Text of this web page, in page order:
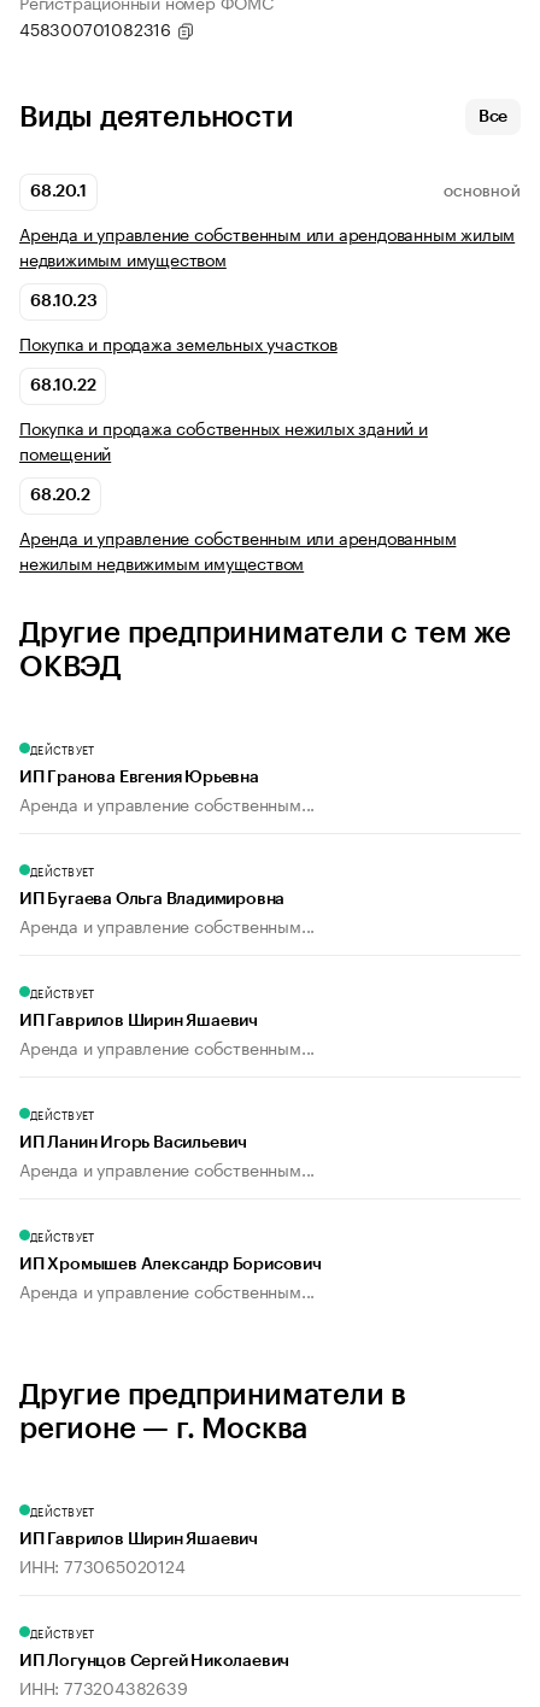
458300701082316
Виды деятельности Все
68.20.1 ОСНОВНОЙ
Аренда и управление собственным или арендованным жилым
недвижимым имуществом
68.10.23
Покупка и продажа земельных участков
68.10.22
Покупка и продажа собственных нежилых зданий и
помещений
68.20.2
Аренда и управление собственным или арендованным
нежилым недвижимым имуществом
Другие предприниматели с тем же
ОКВЭД
ДЕЙСТВУЕТ
ИП Гранова Евгения Юрьевна
Аренда и управление собственным...
ДЕЙСТВУЕТ
ИП Бугаева Ольга Владимировна
Аренда и управление собственным...
ДЕЙСТВУЕТ
ИП Гаврилов Ширин Яшаевич
Аренда и управление собственным...
ДЕЙСТВУЕТ
ИП Ланин Игорь Васильевич
Аренда и управление собственным...
ДЕЙСТВУЕТ
ИП Хромышев Александр Борисович
Аренда и управление собственным...
Другие предприниматели в
регионе — г. Москва
ДЕЙСТВУЕТ
ИП Гаврилов Ширин Яшаевич
ИНН: 773065020124
ДЕЙСТВУЕТ
ИП Логунцов Сергей Николаевич
ИНН: 773204382639